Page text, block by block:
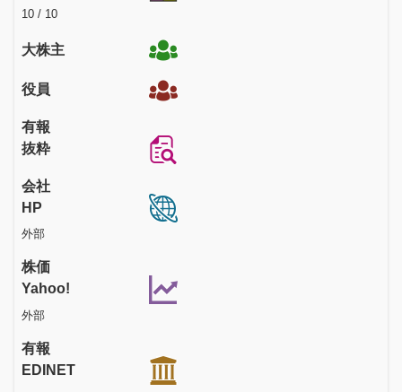
10 / 10
大株主
役員
有報
抜粋
会社
HP
外部
株価
Yahoo!
外部
有報
EDINET